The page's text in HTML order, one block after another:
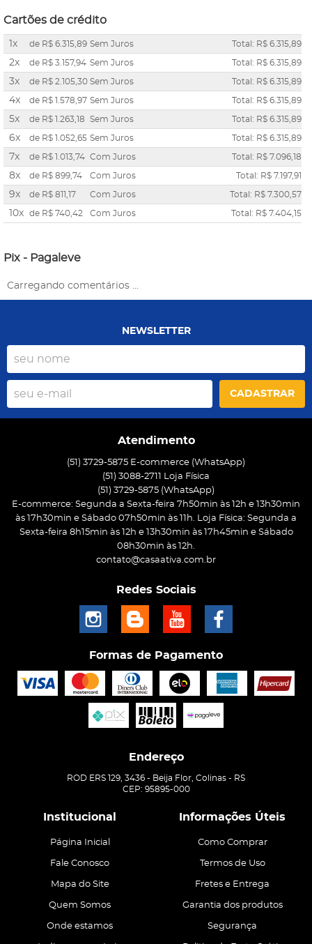
Cartões de crédito
1x de R$ 6.315,89 Sem Juros Total: R$ 6.315,89
2x de R$ 3.157,94 Sem Juros Total: R$ 6.315,89
3x de R$ 2.105,30 Sem Juros Total: R$ 6.315,89
4x de R$ 1.578,97 Sem Juros Total: R$ 6.315,89
5x de R$ 1.263,18 Sem Juros Total: R$ 6.315,89
6x de R$ 1.052,65 Sem Juros Total: R$ 6.315,89
7x de R$ 1.013,74 Com Juros Total: R$ 7.096,18
8x de R$ 899,74 Com Juros Total: R$ 7.197,91
9x de R$ 811,17 Com Juros Total: R$ 7.300,57
10x de R$ 740,42 Com Juros Total: R$ 7.404,15
Pix - Pagaleve
Carregando comentários ...
NEWSLETTER
CADASTRAR
Atendimento
(51) 3729-5875 E-commerce (WhatsApp)
(51) 3088-2711 Loja Física
(51) 3729-5875 (WhatsApp)
E-commerce: Segunda a Sexta-feira 7h50min às 12h e 13h30min
às 17h30min e Sábado 07h50min às 11h. Loja Física: Segunda a
Sexta-feira 8h15min às 12h e 13h30min às 17h45min e Sábado
08h30min às 12h.
contato@casaativa.com.br
Redes Sociais
Formas de Pagamento
Endereço
ROD ERS 129, 3436 - Beija Flor, Colinas - RS
CEP: 95895-000
Institucional
Página Inicial
Fale Conosco
Mapa do Site
Quem Somos
Onde estamos
Informações Úteis
Como Comprar
Termos de Uso
Fretes e Entrega
Garantia dos produtos
Segurança